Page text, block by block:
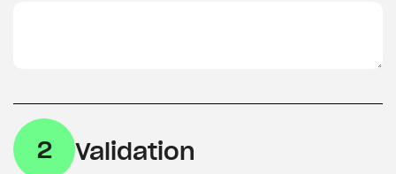
2 Validation